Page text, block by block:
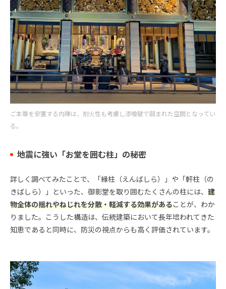
ご本尊を安置する内陣は、耐火性も考慮し漆喰壁で囲まれた空間となってい
る。
地震に強い「お堂を囲む柱」の秘密
詳しく調べてみたことで、「縁柱（えんばしら）」や「軒柱（の
きばしら）」といった、御影堂を取り囲むたくさんの柱には、 建
物全体の揺れやねじれを分散・軽減する効果があることが、わか
りました。こうした構造は、伝統建築において長年培われてきた
知恵であると同時に、防災の視点からも高く評価されています。